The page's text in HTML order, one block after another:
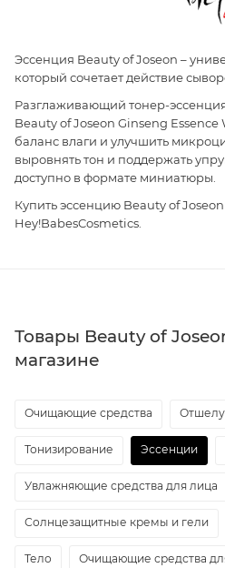
Эссенция Beauty of Joseon –
который сочетает действие
Разглаживающий тонер-
Beauty of Joseon Ginseng
баланс влаги и улучшить
выровнять тон и поддержать
доступно в формате миниатюры.
Купить эссенцию Beauty of
Hey!BabesCosmetics.
Товары Beauty of
магазине
Очищающие средства
Тонизирование Эссенции
Увлажняющие средства для лица
Солнцезащитные кремы и гели
Тело Очищающие средства